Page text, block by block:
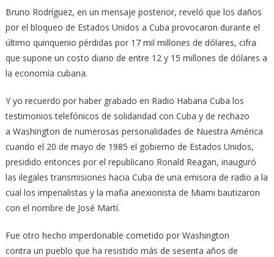
Bruno Rodríguez, en un mensaje posterior, reveló que los daños
por el bloqueo de Estados Unidos a Cuba provocaron durante el
último quinquenio pérdidas por 17 mil millones de dólares, cifra
que supone un costo diario de entre 12 y 15 millones de dólares a
la economía cubana.
Y yo recuerdo por haber grabado en Radio Habana Cuba los
testimonios telefónicos de solidaridad con Cuba y de rechazo
a Washington de numerosas personalidades de Nuestra América
cuando el 20 de mayo de 1985 el gobierno de Estados Unidos,
presidido entonces por el republicano Ronald Reagan, inauguró
las ilegales transmisiones hacia Cuba de una emisora de radio a la
cual los imperialistas y la mafia anexionista de Miami bautizaron
con el nombre de José Martí.
Fue otro hecho imperdonable cometido por Washington
contra un pueblo que ha resistido más de sesenta años de